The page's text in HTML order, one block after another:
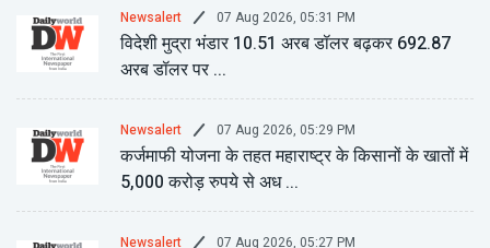
Newsalert 07 Aug 2026, 05:31 PM
विदेशी मुद्रा भंडार 10.51 अरब डॉलर बढ़कर 692.87
अरब डॉलर पर ...
Newsalert 07 Aug 2026, 05:29 PM
कर्जमाफी योजना के तहत महाराष्ट्र के किसानों के खातों में
5,000 करोड़ रुपये से अध ...
Newsalert 07 Aug 2026, 05:27 PM